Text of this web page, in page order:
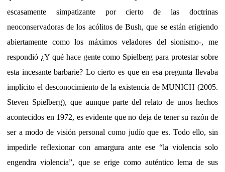
escasamente simpatizante por cierto de las doctrinas
neoconservadoras de los acólitos de Bush, que se están erigiendo
abiertamente como los máximos veladores del sionismo-, me
respondió ¿Y qué hace gente como Spielberg para protestar sobre
esta incesante barbarie? Lo cierto es que en esa pregunta llevaba
implícito el desconocimiento de la existencia de MUNICH (2005.
Steven Spielberg), que aunque parte del relato de unos hechos
acontecidos en 1972, es evidente que no deja de tener su razón de
ser a modo de visión personal como judío que es. Todo ello, sin
impedirle reflexionar con amargura ante ese “la violencia solo
engendra violencia”, que se erige como auténtico lema de sus